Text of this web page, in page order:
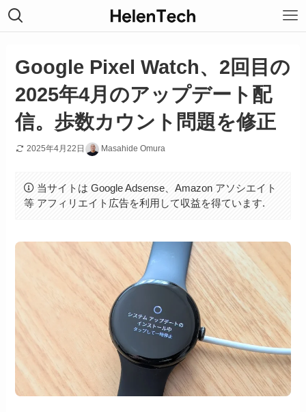
Google Pixel Watch、2回目の
2025年4月のアップデート配
信。歩数カウント問題を修正
2025年4月22日 Masahide Omura
当サイトは Google Adsense、Amazon アソシエイト
等 アフィリエイト広告を利用して収益を得ています.